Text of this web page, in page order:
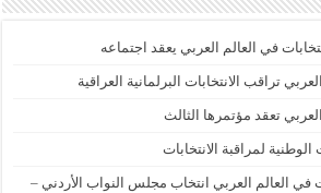
في العالم العربي يعقد اجتماعه
تراقب الانتخابات البرلمانية العراقية
تعقد مؤتمرها الثالث
لمراقبة الانتخابات
في العالم العربي انتخاب مجلس النواب الأردني –